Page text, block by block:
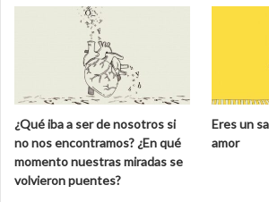
¿Qué iba a ser de nosotros si
no nos encontramos? ¿En qué
momento nuestras miradas se
volvieron puentes?
Eres un
amor